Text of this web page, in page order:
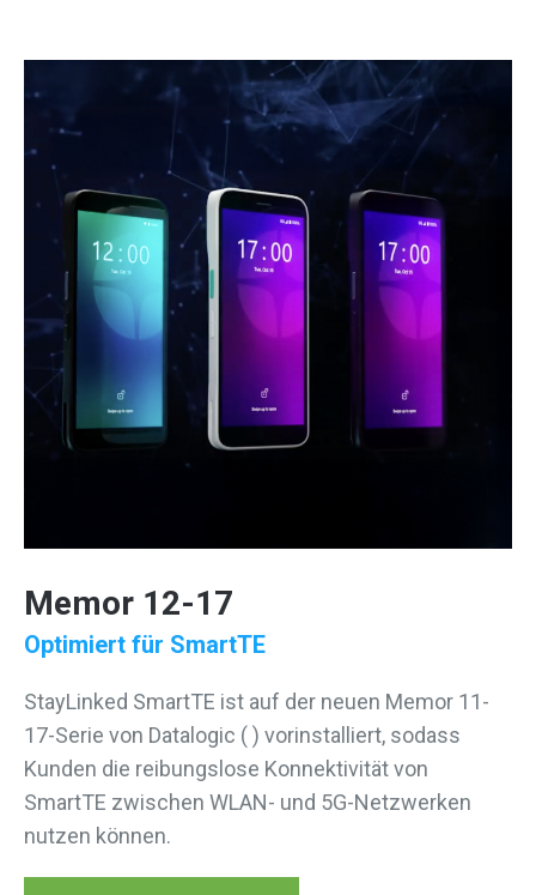
Memor 12-17
Optimiert für SmartTE
StayLinked SmartTE ist auf der neuen Memor 11-
17-Serie von Datalogic ( ) vorinstalliert, sodass
Kunden die reibungslose Konnektivität von
SmartTE zwischen WLAN- und 5G-Netzwerken
nutzen können.